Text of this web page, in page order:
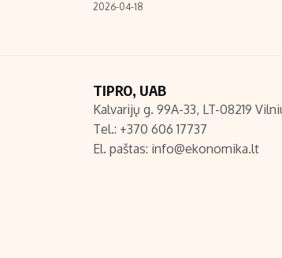
2026-04-18
TIPRO, UAB
Kalvarijų g. 99A-33, LT-08219
Tel.: +370 606 17737
El. paštas: info@ekonomika.lt